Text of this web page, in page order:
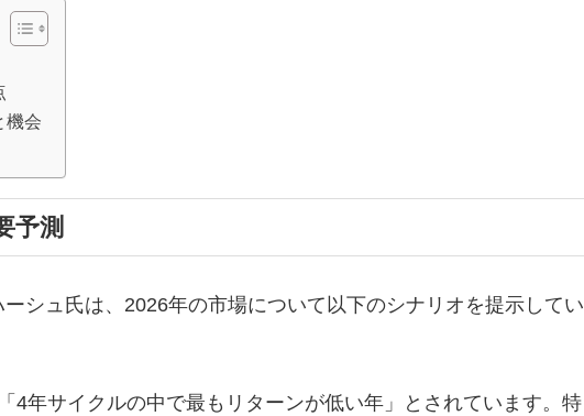
機会
予測
シュ氏は、2026年の市場について以下のシナリオを提示してい
4年サイクルの中で最もリターンが低い年」とされています。特